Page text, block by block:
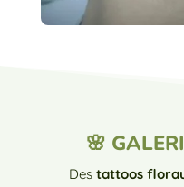
🌸
Destattoos